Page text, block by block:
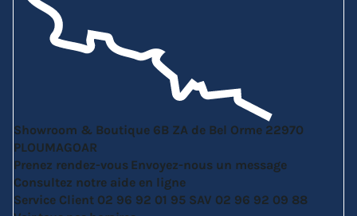
Showroom & Boutique 6B ZA de Bel Orme 22970
PLOUMAGOAR
Prenez rendez-vous Envoyez-nous un message
Consultez notre aide en ligne
Service Client 02 96 92 01 95 SAV 02 96 92 09 88